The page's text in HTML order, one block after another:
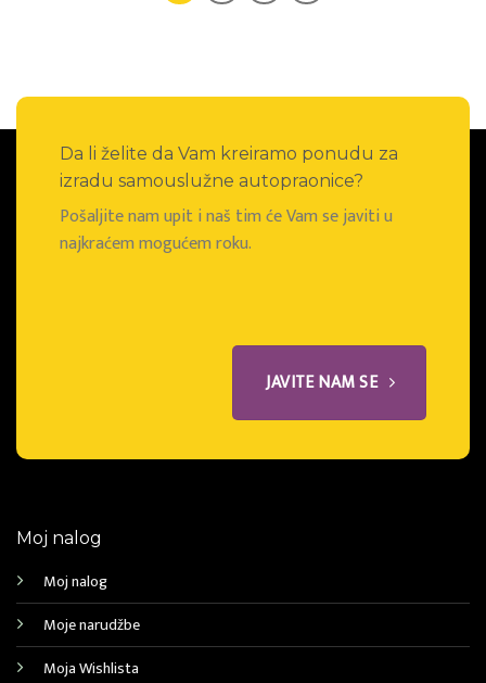
Da li želite da Vam kreiramo ponudu za
izradu samouslužne autopraonice?
Pošaljite nam upit i naš tim će Vam se javiti u
najkraćem mogućem roku.
JAVITE NAM SE
Moj nalog
Moj nalog
Moje narudžbe
Moja Wishlista